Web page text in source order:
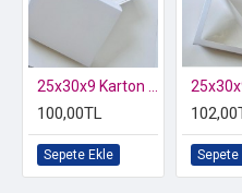
100,00TL
Sepete Ekle Sepete